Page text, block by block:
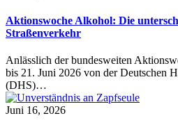
Aktionswoche Alkohol: Die
Straßenverkehr
Anlässlich der bundesweiten
bis 21. Juni 2026 von der Deutschen
(DHS)…
Juni 16, 2026